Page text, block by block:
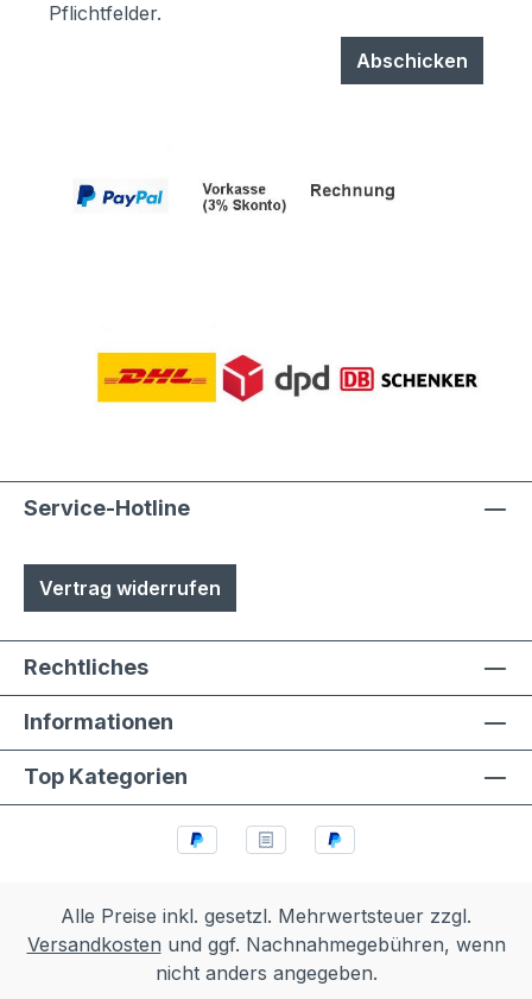
Pflichtfelder.
Abschicken
Service-Hotline
Vertrag widerrufen
Rechtliches
Informationen
Top Kategorien
Alle Preise inkl. gesetzl. Mehrwertsteuer zzgl.
Versandkosten und ggf. Nachnahmegebühren, wenn
nicht anders angegeben.